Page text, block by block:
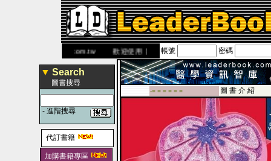
www.leaderbook.com.tw歡迎使用 國民旅遊卡！！
帳號 密碼
▼ Search
圖書搜尋
- 進階搜尋
代訂書籍
加購書籍專區
-■ ■ ■ ■ ■ ■ 圖 書 介 紹